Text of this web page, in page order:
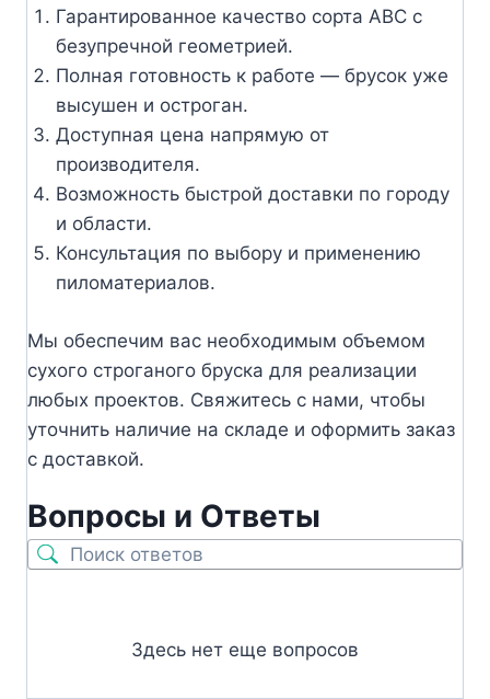
Гарантированное качество сорта АВС с
безупречной геометрией.
Полная готовность к работе — брусок уже
высушен и остроган.
Доступная цена напрямую от
производителя.
Возможность быстрой доставки по городу
и области.
Консультация по выбору и применению
пиломатериалов.
Мы обеспечим вас необходимым объемом
сухого строганого бруска для реализации
любых проектов. Свяжитесь с нами, чтобы
уточнить наличие на складе и оформить заказ
с доставкой.
Вопросы и Ответы
Здесь нет еще вопросов